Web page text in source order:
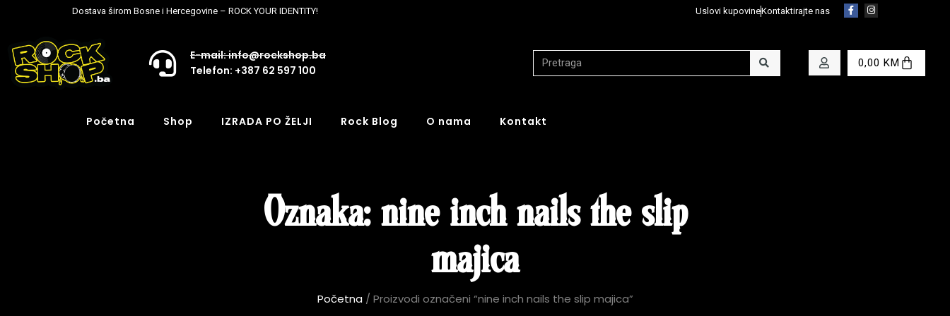
Dostava širom Bosne i Hercegovine – ROCK YOUR IDENTITY! Uslovi kupovineKontaktirajte nas
E-mail: info@rockshop.ba
Telefon: +387 62 597 100
0,00 KM
Početna Shop IZRADA PO ŽELJI Rock Blog O nama Kontakt
Oznaka: nine inch nails the slip
majica
Početna/ Proizvodi označeni “nine inch nails the slip majica”